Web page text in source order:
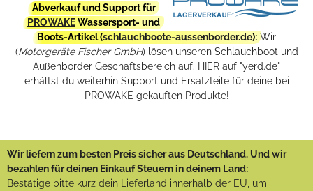
Abverkauf und Support für
PROWAKEWassersport- und
Boots-Artikel (schlauchboote-aussenborder.de): Wir
(Motorgeräte Fischer GmbH) lösen unseren Schlauchboot und
Außenborder Geschäftsbereich auf. HIER auf "yerd.de"
erhältst du weiterhin Support und Ersatzteile für deine bei
PROWAKE gekauften Produkte!
Wir liefern zum besten Preis sicher aus Deutschland. Und wir
bezahlen für deinen Einkauf Steuern in deinem Land:
Bestätige bitte kurz dein Lieferland innerhalb der EU, um